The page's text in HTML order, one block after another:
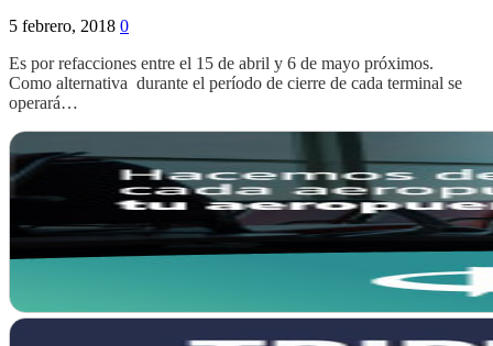
5 febrero, 2018 0
Es por refacciones entre el 15 de abril y 6 de mayo próximos.
Como alternativa durante el período de cierre de cada terminal se
operará…